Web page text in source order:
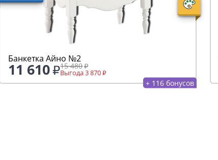
Банкетка Айно №2
11 610 15 480
Выгода 3 870
+ 116 бонусов